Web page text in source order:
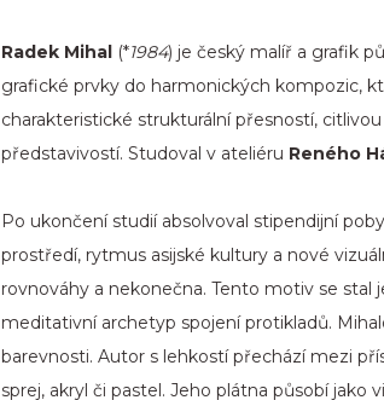
Radek Mihal (*1984) je český malíř a grafik
grafické prvky do harmonických kompozic,
charakteristické strukturální přesností,
představivostí. Studoval v ateliéru Reného
Po ukončení studií absolvoval stipendijní
prostředí, rytmus asijské kultury a nové
rovnováhy a nekonečna. Tento motiv se stal
meditativní archetyp spojení protikladů.
barevnosti. Autor s lehkostí přechází mezi
sprej, akryl či pastel. Jeho plátna působí